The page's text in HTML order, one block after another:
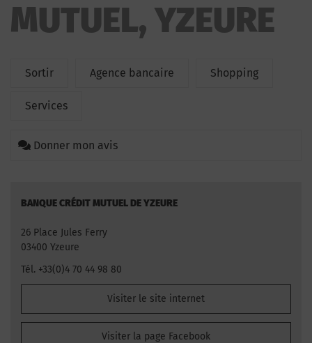
MUTUEL, YZEURE
Sortir Agence bancaire Shopping
Services
Donner mon avis
BANQUE CRÉDIT MUTUEL DE YZEURE
26 Place Jules Ferry
03400 Yzeure
Tél. +33(0)4 70 44 98 80
Visiter le site internet
Visiter la page Facebook